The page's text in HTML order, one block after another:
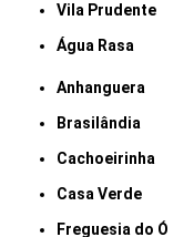
Vila Prudente
Água Rasa
Anhanguera
Brasilândia
Cachoeirinha
Casa Verde
Freguesia do Ó